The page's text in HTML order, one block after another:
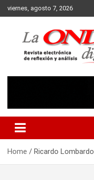
Skip
to
viernes, agosto 7, 2026
Home Ricardo Lombardo